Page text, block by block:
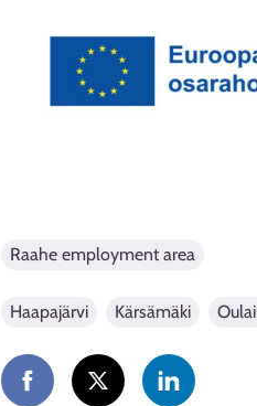
Raahe employment area
Haapajärvi Kärsämäki